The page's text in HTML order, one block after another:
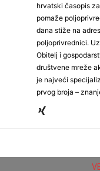
hrvatski časopis
pomaže
dana stiže na
poljoprivrednici.
Obitelj i
društvene mreže
je najveći
prvog broja –